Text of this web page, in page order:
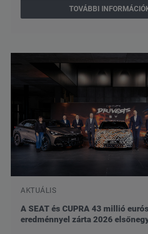
TOVÁBBI
AKTUÁLIS
A SEAT és CUPRA 43 millió
eredménnyel zárta 2026